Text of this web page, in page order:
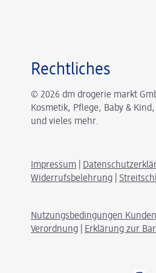
Rechtliches
© 2026 dm drogerie markt
Kosmetik, Pflege, Baby &
und vieles mehr.
Impressum
Widerrufsbelehrung
Nutzungsbedingungen
Verordnung
Erklärung zur